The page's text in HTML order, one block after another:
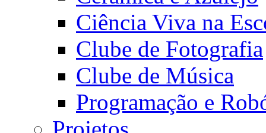
Ciência Viva na
Clube de Fotografia
Clube de Música
Programação e